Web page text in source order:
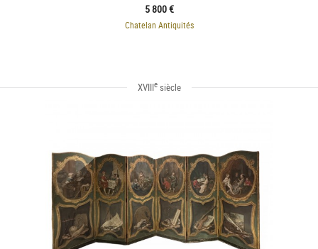
5 800 €
Chatelan Antiquités
XVIIIesiècle